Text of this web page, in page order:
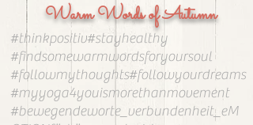
Warm Words of Autumn
#thinkpositiv#stayhealthy
#findsomewarmwordsforyoursoul
#followmythoughts#followyourdreams
#myyoga4youismorethanmovement
#bewegendeworte_verbundenheit_eM